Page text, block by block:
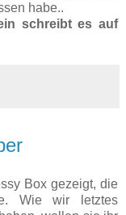
habe..
schreibt es auf
Box gezeigt, die
Wie wir letztes